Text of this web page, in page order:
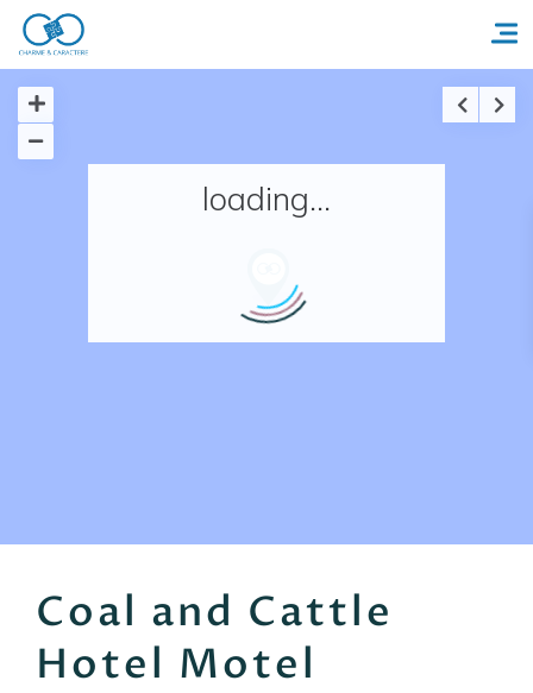
Accueil
Nos adresses en France
loading...
Coal and Cattle
Hotel Motel